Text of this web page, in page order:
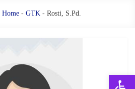
Home - GTK - Rosti, S.Pd.